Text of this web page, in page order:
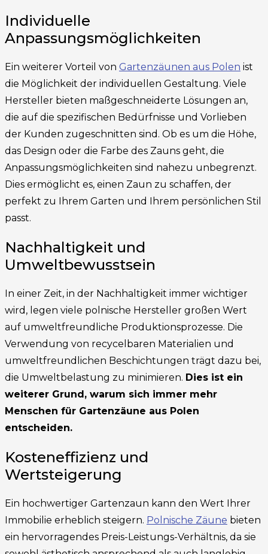
Individuelle
Anpassungsmöglichkeiten
Ein weiterer Vorteil von Gartenzäunen aus Polen ist
die Möglichkeit der individuellen Gestaltung. Viele
Hersteller bieten maßgeschneiderte Lösungen an,
die auf die spezifischen Bedürfnisse und Vorlieben
der Kunden zugeschnitten sind. Ob es um die Höhe,
das Design oder die Farbe des Zauns geht, die
Anpassungsmöglichkeiten sind nahezu unbegrenzt.
Dies ermöglicht es, einen Zaun zu schaffen, der
perfekt zu Ihrem Garten und Ihrem persönlichen Stil
passt.
Nachhaltigkeit und
Umweltbewusstsein
In einer Zeit, in der Nachhaltigkeit immer wichtiger
wird, legen viele polnische Hersteller großen Wert
auf umweltfreundliche Produktionsprozesse. Die
Verwendung von recycelbaren Materialien und
umweltfreundlichen Beschichtungen trägt dazu bei,
die Umweltbelastung zu minimieren. Dies ist ein
weiterer Grund, warum sich immer mehr
Menschen für Gartenzäune aus Polen
entscheiden.
Kosteneffizienz und
Wertsteigerung
Ein hochwertiger Gartenzaun kann den Wert Ihrer
Immobilie erheblich steigern. Polnische Zäune bieten
ein hervorragendes Preis-Leistungs-Verhältnis, da sie